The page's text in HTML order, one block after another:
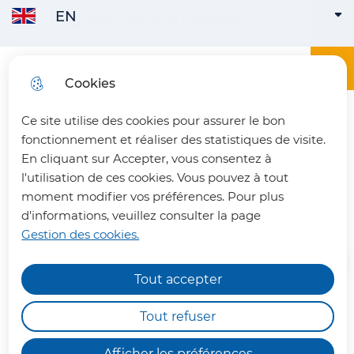
Cookies
Ce site utilise des cookies pour assurer le bon
fonctionnement et réaliser des statistiques de visite.
En cliquant sur Accepter, vous consentez à
l'utilisation de ces cookies. Vous pouvez à tout
moment modifier vos préférences. Pour plus
d'informations, veuillez consulter la page
Gestion des cookies.
Tout accepter
Tout refuser
Skip to
fermer
Chemins de randonnée
impraticables
Nous vous informons qu'en raison des dégâts
Office du tourisme du Pays du Vermandois
Main menu
EN
ENGLISH
Magny-la-Fosse
Dans un vallon du Vermandois,
Magny-la-Fosse compte un peu